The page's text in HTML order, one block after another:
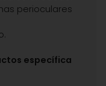
perioculares
específica